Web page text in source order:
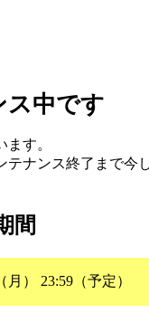
ス中です
す。
テナンス終了まで今
間
） 23:59（予定）